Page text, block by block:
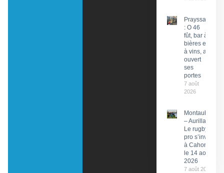
Prayssac
: O 46
fût, bar à
bières et
à vins, a
ouvert
ses
portes
7 août
2026
Montauban
– Aurillac :
Le rugby
pro s’invite
à Cahors
le 14 août
2026
7 août 2026